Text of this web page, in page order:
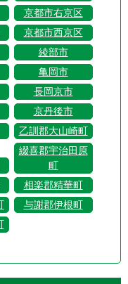
京都市右京区
京都市西京区
綾部市
亀岡市
長岡京市
京丹後市
乙訓郡大山崎町
綴喜郡宇治田原
町
相楽郡精華町
与謝郡伊根町